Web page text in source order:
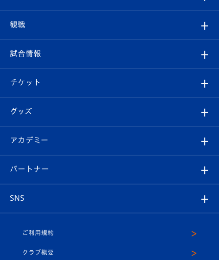
クラブ
試合情報
チケット
イベント
メディア
ホームタウン
クラブ概要
エンブレム紹介
スタッフプロフィール
マスコット紹介
観戦
観戦ルール
はじめての観戦ガイド
Revive Team
ヴィヴィくんの長崎おもてなしガイド
試合情報
試合日程/結果
フォトギャラリー
スタジアムグルメ
チケット
チケット
V-LOVERS（ファンクラブ）
プレイヤーズスイート
グッズ
オンラインショップ
店舗情報
アカデミー
育成からのお知らせ
U-18
パートナー
SNS
ヴィヴィくんインスタグラム
ご利用規約
クラブ概要